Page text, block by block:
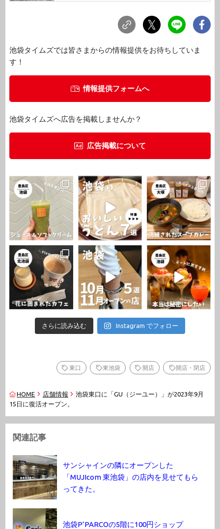
池袋タイムズでは皆さまからの情報提供をお待ちしていま
す！
情報提供フォームへ
池袋タイムズへ広告を掲載しませんか？
広告掲載について
さらに読み込む Instagram でフォロー
東口 東池袋 開店 開店・閉店
HOME 店舗情報
池袋東口に「GU（ジーユー）」が2023年9月
15日に復活オープン。
関連記事
サンシャインの隣にオープンした
「MUJIcom 東池袋」の店内を見せてもら
ってきた。
池袋P’PARCOの5階に100円ショップ